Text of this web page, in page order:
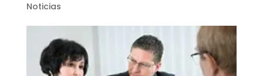
Noticias